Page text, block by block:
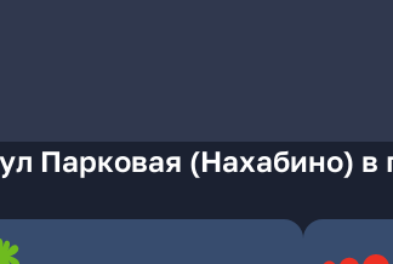
Парковая (Нахабино) в